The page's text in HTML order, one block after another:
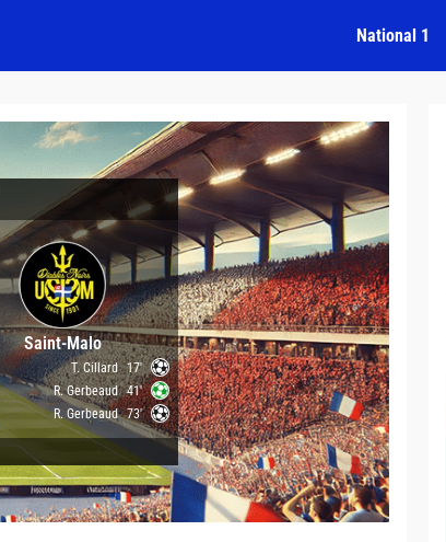
National 1
Saint-Malo
T. Cillard
17'
R. Gerbeaud 41'
R. Gerbeaud 73'